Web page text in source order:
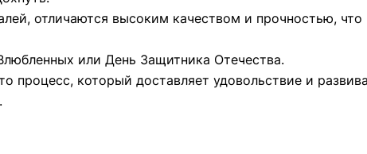
отличаются высоким качеством и прочностью, что
или День Защитника Отечества.
процесс, который доставляет удовольствие и